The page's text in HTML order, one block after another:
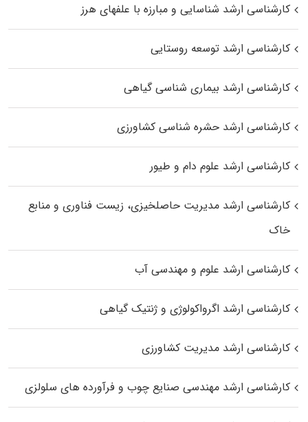
کارشناسی ارشد شناسایی و مبارزه با علفهای هرز
کارشناسی ارشد توسعه روستایی
کارشناسی ارشد بیماری‌ شناسی گیاهی
کارشناسی ارشد حشره‌ شناسی کشاورزی
کارشناسی ارشد علوم دام و طیور
کارشناسی ارشد مدیریت حاصلخیزی، زیست فناوری و منابع
خاک
کارشناسی ارشد علوم و مهندسی آب
کارشناسی ارشد اگرواکولوژی و ژنتیک گیاهی
کارشناسی ارشد مدیریت کشاورزی
کارشناسی ارشد مهندسی صنایع چوب و فرآورده‌ های سلولزی